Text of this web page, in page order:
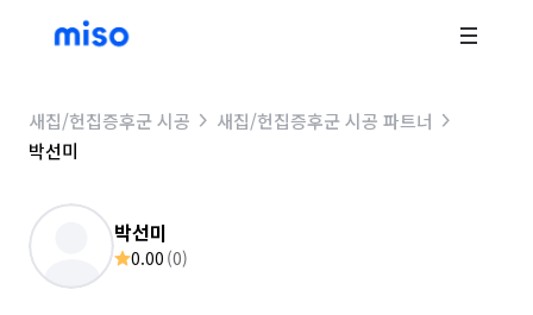
새집/헌집증후군 시공
새집/헌집증후군 시공 파트너
박선미
박선미
0.00 (0)